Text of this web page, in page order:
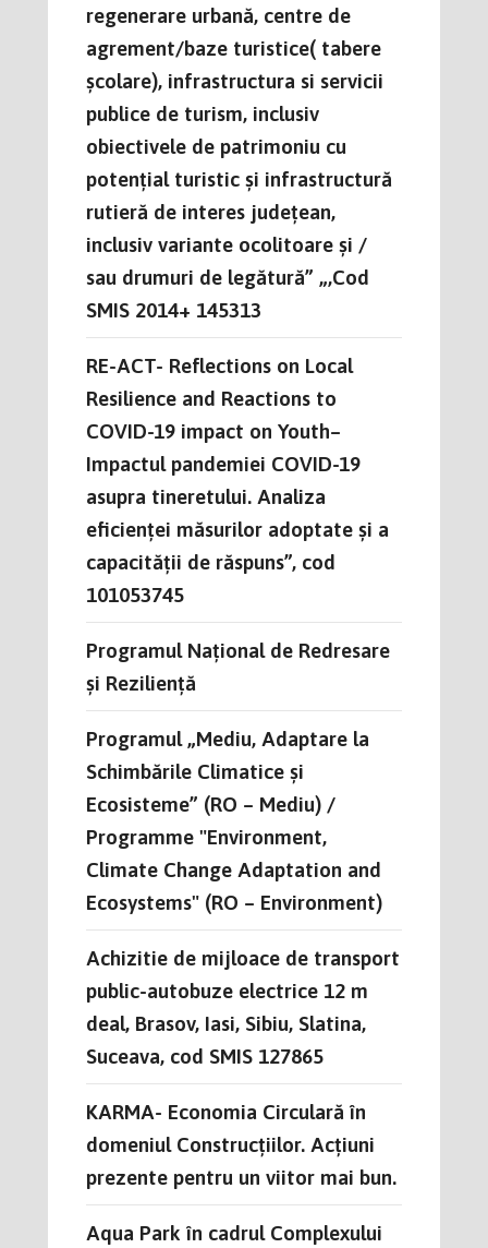
regenerare urbană, centre de
agrement/baze turistice( tabere
școlare), infrastructura si servicii
publice de turism, inclusiv
obiectivele de patrimoniu cu
potențial turistic și infrastructură
rutieră de interes județean,
inclusiv variante ocolitoare și /
sau drumuri de legătură” „,Cod
SMIS 2014+ 145313
RE-ACT- Reflections on Local
Resilience and Reactions to
COVID-19 impact on Youth–
Impactul pandemiei COVID-19
asupra tineretului. Analiza
eficienței măsurilor adoptate și a
capacității de răspuns”, cod
101053745
Programul Național de Redresare
și Reziliență
Programul „Mediu, Adaptare la
Schimbările Climatice și
Ecosisteme” (RO – Mediu) /
Programme "Environment,
Climate Change Adaptation and
Ecosystems" (RO – Environment)
Achizitie de mijloace de transport
public-autobuze electrice 12 m
deal, Brasov, Iasi, Sibiu, Slatina,
Suceava, cod SMIS 127865
KARMA- Economia Circulară în
domeniul Construcțiilor. Acțiuni
prezente pentru un viitor mai bun.
Aqua Park în cadrul Complexului